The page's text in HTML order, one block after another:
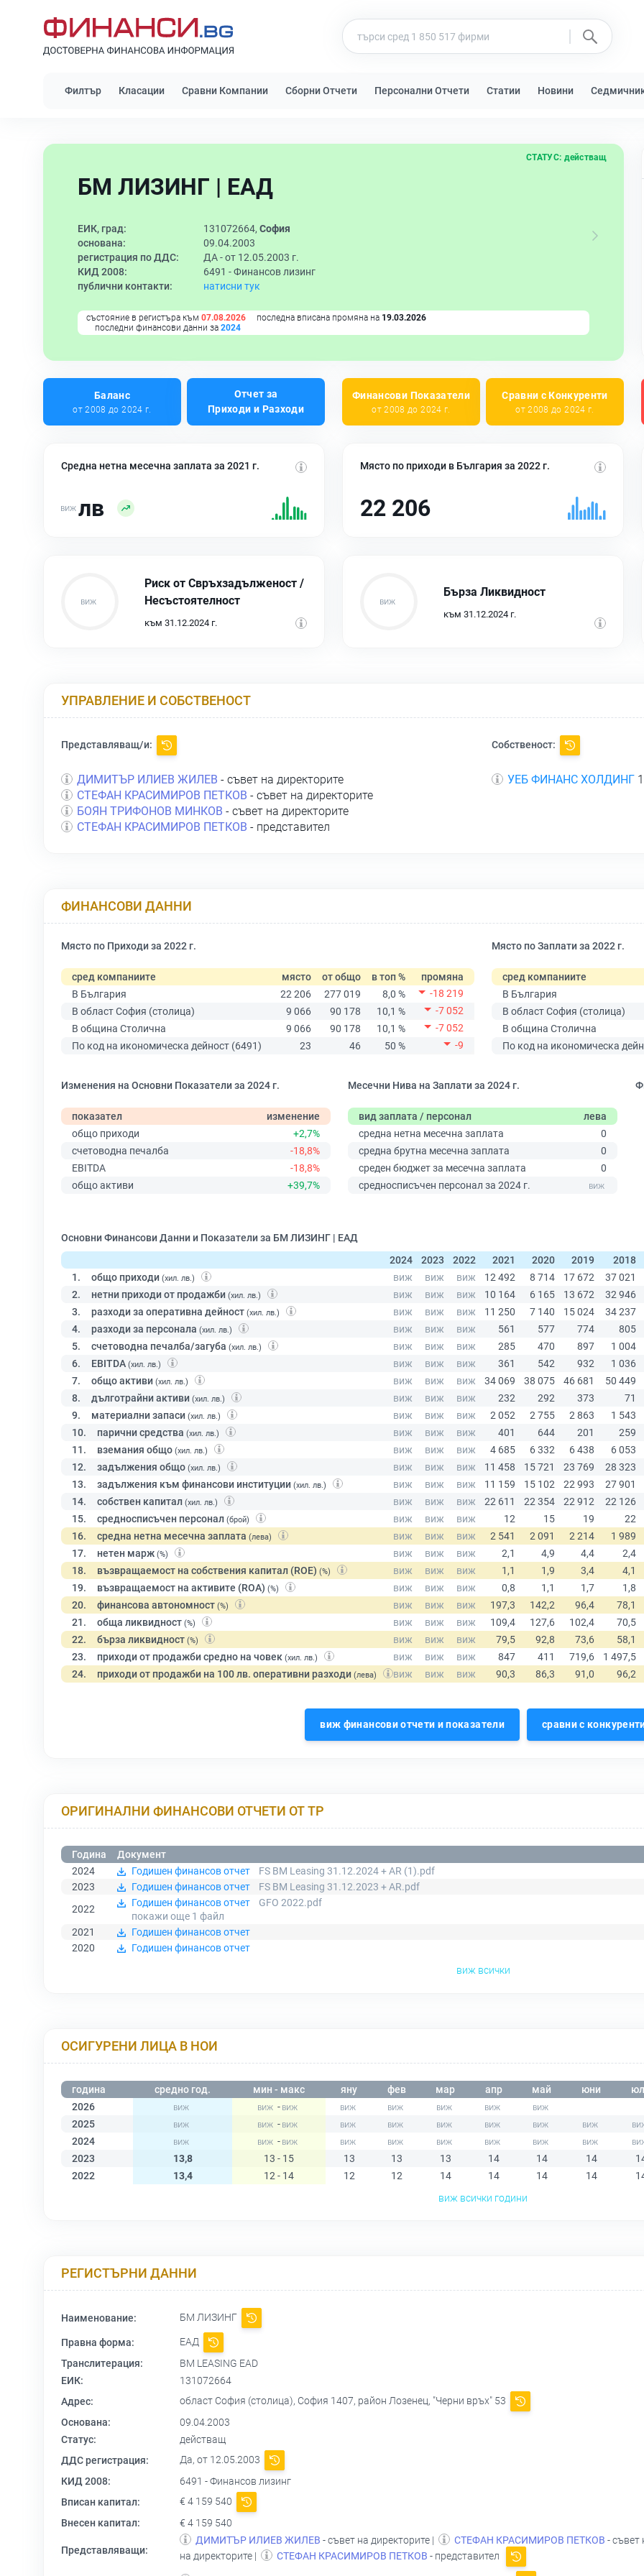
Филтър Класации Сравни Компании Сборни Отчети Персонални Отчети Статии Новини
БМ ЛИЗИНГ | ЕАД
СТАТУС: действащ
ЕИК, град: 131072664, София
основана:
09.04.2003
регистрация по ДДС:
ДА - от 12.05.2003 г.
КИД 2008:
6491 -Финансов лизинг
публични контакти:
натисни тук
състояние в регистъра към 07.08.2026 последна вписана промяна на 19.03.2026
последни финансови данни за 2024
Баланс
от 2008 до 2024 г.
Отчет за
Приходи и Разходи
Финансови Показатели
от 2008 до 2024 г.
Сравни с Конкуренти
от 2008 до 2024 г.
Средна нетна месечна заплата за 2021 г.
лв
Място по приходи в България за 2022 г.
22 206
Риск от Свръхзадълженост /
Несъстоятелност
към 31.12.2024 г.
Бърза Ликвидност
към 31.12.2024 г.
УПРАВЛЕНИЕ И СОБСТВЕНОСТ
Представляващ/и:
ДИМИТЪР ИЛИЕВ ЖИЛЕВ - съвет на директорите
СТЕФАН КРАСИМИРОВ ПЕТКОВ - съвет на директорите
БОЯН ТРИФОНОВ МИНКОВ - съвет на директорите
СТЕФАН КРАСИМИРОВ ПЕТКОВ - представител
Собственост:
УЕБ ФИНАНС ХОЛДИНГ
ФИНАНСОВИ ДАННИ
Място по Приходи за 2022 г.
сред компаниите място от общо в топ %
промяна
В България
22 206 277 019 8,0 %
-18 219
В област София (столица)
9 066 90 178 10,1 %
-7 052
В община Столична
9 066 90 178 10,1 %
-7 052
По код на икономическа дейност (6491)
23 46 50 % -9
Място по Заплати за 2022 г.
сред компаниите
В България
В област София (столица)
В община Столична
По код на икономическа
Изменения на Основни Показатели за 2024 г.
показател
изменение
общо приходи
+2,7%
счетоводна печалба
-18,8%
EBITDA
-18,8%
общо активи
+39,7%
Месечни Нива на Заплати за 2024 г.
вид заплата / персонал
лева
средна нетна месечна заплата
0
средна брутна месечна заплата
0
среден бюджет за месечна заплата
0
средносписъчен персонал за 2024 г.
Основни Финансови Данни и Показатели за БМ ЛИЗИНГ | ЕАД
2024
2023 2022 2021 2020 2019
2018
1.
общо приходи (хил. лв.)
2. нетни приходи от продажби (хил. лв.)
3. разходи за оперативна дейност (хил. лв.)
4. разходи за персонала (хил. лв.)
5. счетоводна печалба/загуба (хил. лв.)
6. EBITDA (хил. лв.)
7. общо активи (хил. лв.)
8. дълготрайни активи (хил. лв.)
9. материални запаси (хил. лв.)
10. парични средства (хил. лв.)
11. вземания общо (хил. лв.)
12. задължения общо (хил. лв.)
13. задължения към финансови институции (хил. лв.)
14. собствен капитал (хил. лв.)
15. средносписъчен персонал (брой)
16. средна нетна месечна заплата (лева)
17. нетен марж (%)
18. възвращаемост на собствения капитал (ROE) (%)
19. възвращаемост на активите (ROA) (%)
20. финансова автономност (%)
21. обща ликвидност (%)
22. бърза ликвидност (%)
23. приходи от продажби средно на човек (хил. лв.)
24. приходи от продажби на 100 лв. оперативни разходи (лева)
виж финансови отчети и показатели сравни с
ОРИГИНАЛНИ ФИНАНСОВИ ОТЧЕТИ ОТ ТР
Година
Документ
2024
Годишен финансов отчет
FS BM Leasing 31.12.2024 + AR (1).pdf
2023
Годишен финансов отчет
FS BM Leasing 31.12.2023 + AR.pdf
2022
Годишен финансов отчет
GFO 2022.pdf
покажи още 1 файл
2021
Годишен финансов отчет
2020
Годишен финансов отчет
виж всички
ОСИГУРЕНИ ЛИЦА В НОИ
година средно год. мин - макс яну фев мар апр май юни
2026
-
2025
-
2024
-
2023
13,8 13 - 15 13 13 13 14 14 14
2022
13,4 12 - 14 12 12 14 14 14 14
виж всички години
РЕГИСТЪРНИ ДАННИ
Наименование: БМ ЛИЗИНГ
Правна форма:
ЕАД
Транслитерация:
BM LEASING EAD
ЕИК:
131072664
Адрес:
област София (столица), София 1407, район Лозенец, "Черни връх" 53
Основана:
09.04.2003
Статус:
действащ
ДДС регистрация:
Да, от 12.05.2003
КИД 2008:
6491 - Финансов лизинг
Вписан капитал:
€ 4 159 540
Внесен капитал:
€ 4 159 540
Представляващи:
ДИМИТЪР ИЛИЕВ ЖИЛЕВ - съвет на директорите | СТЕФАН КРАСИМИРОВ ПЕТКОВ - съвет
на директорите |
СТЕФАН КРАСИМИРОВ ПЕТКОВ - представител